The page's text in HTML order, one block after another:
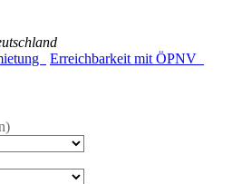
Erreichbarkeit mit ÖPNV